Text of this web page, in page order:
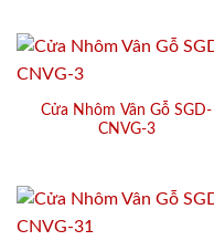
Cửa Nhôm Vân Gỗ SGD-
CNVG-3